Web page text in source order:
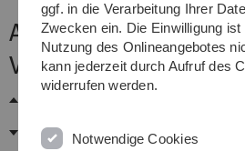
Ansprechpartner
V-5 Arbeits- und
Abteilungssekretariat
ggf. in die Verarbeitung Ihrer
Zwecken ein. Die Einwilligung ist
Nutzung des Onlineangebotes
kann jederzeit durch Aufruf des
widerrufen werden.
Notwendige Cookies